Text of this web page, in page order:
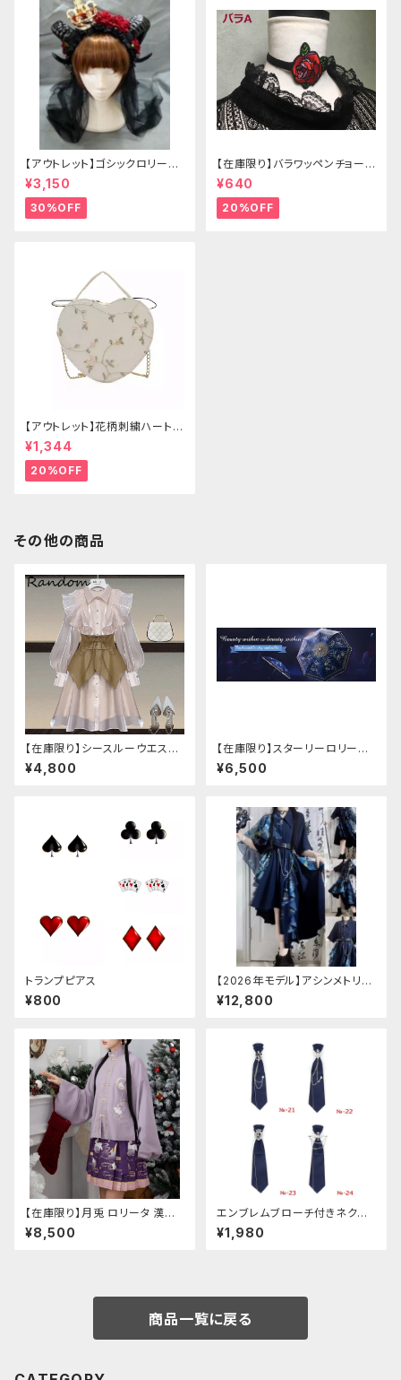
【アウトレット】ゴシックロリータ
ゴールドクラウン＆ホーン(ヴェ
ール付き)
¥3,150
30%OFF
【在庫限り】バラワッペンチョーカ
ー
¥640
20%OFF
【アウトレット】花柄刺繍ハートバ
ッグ
¥1,344
20%OFF
その他の商品
【在庫限り】シースルーウエスト
ベルトワンピースセットアップ（ラ
イトピンク：Lサイズ
¥4,800
【在庫限り】スターリーロリータ
アンブレラ
¥6,500
トランプピアス
¥800
【2026年モデル】アシンメトリー
チャイナ改良ドレス
¥12,800
【在庫限り】月兎 ロリータ 漢服
ツーピース セットアップ チャイ
ナ風 華ロリ ロリィタ 刺繍 和柄
い カジュアル ファッション 民族
¥8,500
エンブレムブローチ付きネクタ
イ(ネイビー)
¥1,980
商品一覧に戻る